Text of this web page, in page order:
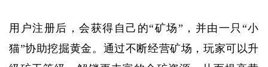
用户注册后，会获得自己的“矿场”，并由一只“小
猫”协助挖掘黄金。通过不断经营矿场，玩家可以升